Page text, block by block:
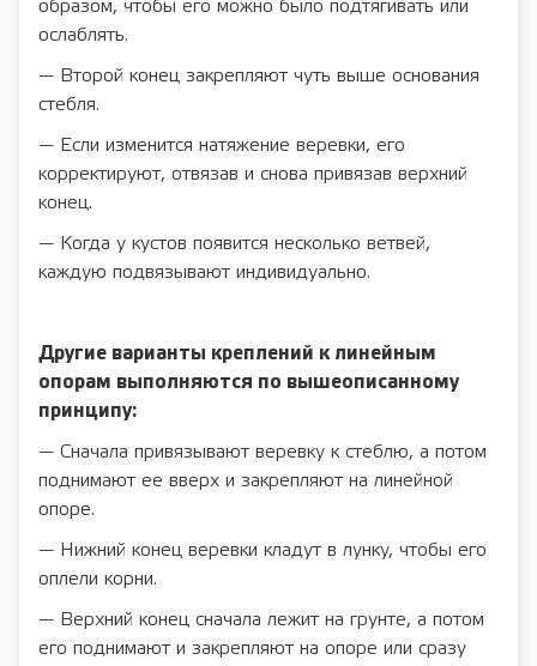
образом, чтобы его можно было подтягивать или
ослаблять.
— Второй конец закрепляют чуть выше основания
стебля.
— Если изменится натяжение веревки, его
корректируют, отвязав и снова привязав верхний
конец.
— Когда у кустов появится несколько ветвей,
каждую подвязывают индивидуально.
Другие варианты креплений к линейным
опорам выполняются по вышеописанному
принципу:
— Сначала привязывают веревку к стеблю, а потом
поднимают ее вверх и закрепляют на линейной
опоре.
— Нижний конец веревки кладут в лунку, чтобы его
оплели корни.
— Верхний конец сначала лежит на грунте, а потом
его поднимают и закрепляют на опоре или сразу